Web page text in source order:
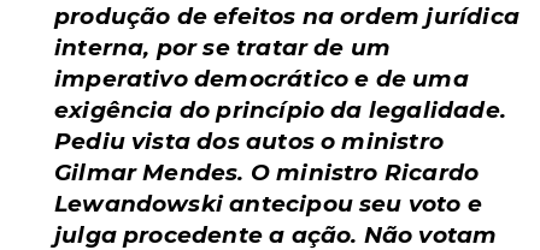
produção de efeitos na ordem jurídica
interna, por se tratar de um
imperativo democrático e de uma
exigência do princípio da legalidade.
Pediu vista dos autos o ministro
Gilmar Mendes. O ministro Ricardo
Lewandowski antecipou seu voto e
julga procedente a ação. Não votam